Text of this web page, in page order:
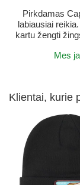
Pirkdamas
labiausiai
kartu žengti
Mes
Klientai, kurie